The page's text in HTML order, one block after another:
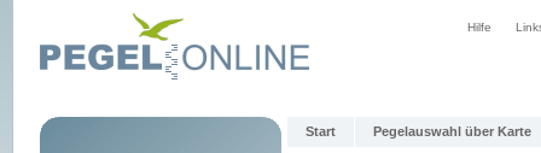
Hilfe
Start Pegelauswahl über Karte